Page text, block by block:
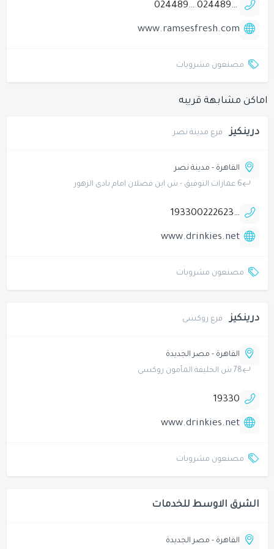
0244892249
0244892253
www.ramsesfresh.com
مصنعون مشروبات
اماكن مشابهة قريبه
درينكيز فرع مدينة نصر
القاهرة - مدينة نصر
6 عمارات التوفيق - ش ابن فضلان امام نادى الزهور
0222623296
19330
www.drinkies.net
مصنعون مشروبات
درينكيز فرع روكسى
القاهرة - مصر الجديدة
78 ش الخليفة المأمون روكسى
19330
www.drinkies.net
مصنعون مشروبات
الشرق الاوسط للخدمات
القاهرة - مصر الجديدة